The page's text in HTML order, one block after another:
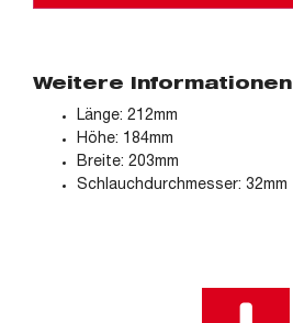
Weitere Informationen
Länge: 212mm
Höhe: 184mm
Breite: 203mm
Schlauchdurchmesser: 32mm